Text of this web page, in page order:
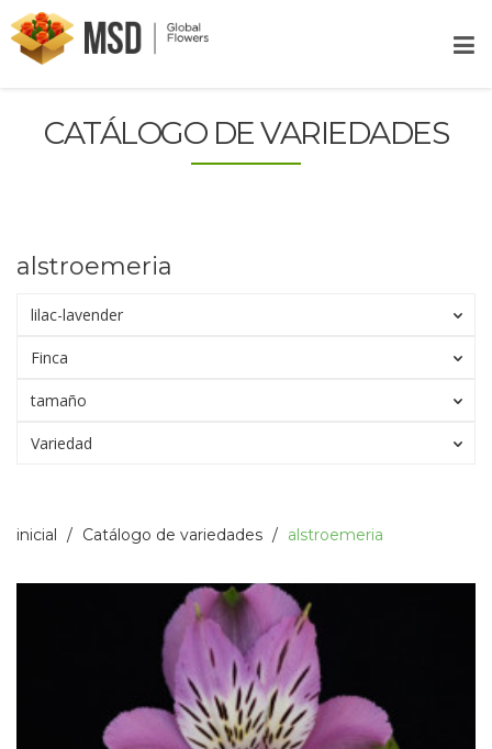
CATÁLOGO DE VARIEDADES
alstroemeria
lilac-lavender
Finca
tamaño
Variedad
inicial Catálogo de variedades alstroemeria